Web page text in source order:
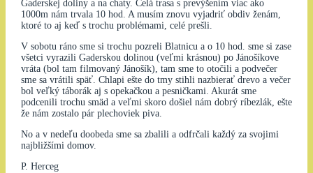
Gaderskej doliny a na chaty. Celá trasa s prevýšením viac ako
1000m nám trvala 10 hod. A musím znovu vyjadriť obdiv ženám,
ktoré to aj keď s trochu problémami, celé prešli.
V sobotu ráno sme si trochu pozreli Blatnicu a o 10 hod. sme si zase
všetci vyrazili Gaderskou dolinou (veľmi krásnou) po Jánošíkove
vráta (bol tam filmovaný Jánošík), tam sme to otočili a podvečer
sme sa vrátili späť. Chlapi ešte do tmy stihli nazbierať drevo a večer
bol veľký táborák aj s opekačkou a pesničkami. Akurát sme
podcenili trochu smäd a veľmi skoro došiel nám dobrý ríbezlák, ešte
že nám zostalo pár plechoviek piva.
No a v nedeľu doobeda sme sa zbalili a odfrčali každý za svojimi
najbližšími domov.
P. Herceg